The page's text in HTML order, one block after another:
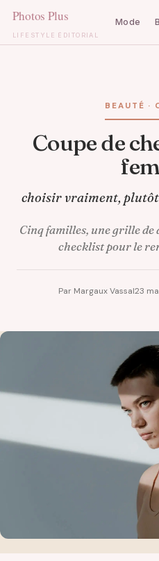
LIFESTYLE ÉDITORIAL
Mode
BEAUTÉ ·
Coupe de cheveux courte
choisir vraiment, plutôt
Cinq familles, une grille
checklist pour le
Par Margaux Vassal23